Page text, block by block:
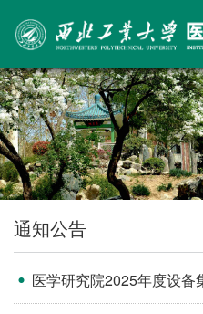
通知公告